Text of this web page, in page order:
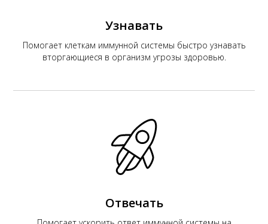
Узнавать
Помогает клеткам иммунной системы быстро узнавать
вторгающиеся в организм угрозы здоровью.
Отвечать